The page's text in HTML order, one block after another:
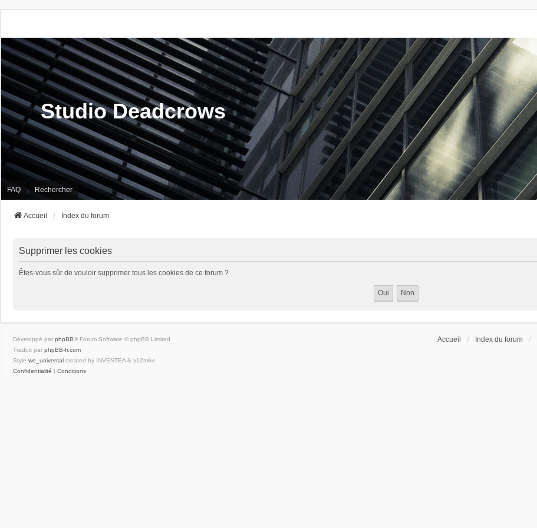
Studio Deadcrows
FAQ Rechercher
Accueil Index du forum
Supprimer les cookies
Êtes-vous sûr de vouloir supprimer tous les cookies de ce forum ?
Accueil Index du forum
Développé par phpBB® Forum Software © phpBB Limited
Traduit par phpBB-fr.com
Style we_universal created by INVENTEA & v12mike
Confidentialité | Conditions